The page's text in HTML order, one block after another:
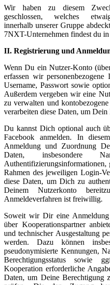
Wir haben zu diesem
geschlossen, welches
innerhalb unserer Gruppe
7NXT-Unternehmen findest du
II. Registrierung und
Wenn Du ein Nutzer-Konto
erfassen wir
Username, Passwort sowie
Außerdem vergeben wir eine
zu verwalten und
verarbeiten diese Daten, um
Du kannst Dich optional auch
Facebook anmelden. In
Anmeldung und Zuordnung
Daten, insbesondere
Rahmen des jeweiligen Login-
diese Daten, um Dich zu
Deinem Nutzerkonto
Anmeldeverfahren ist freiwillig.
Soweit wir Dir eine
über Kooperationspartner
und technischer Ausgestaltung
werden. Dazu können
pseudonymisierte Kennungen,
Berechtigungsstatus
Kooperation erforderliche
Daten, um Deine Berechtigung